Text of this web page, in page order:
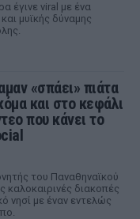
έγινε viral με ένα
μυϊκής δύναμης
«σπάει» πιάτα
και στο κεφάλι
που κάνει το
του Παναθηναϊκού
καλοκαιρινές διακοπές
νησί με έναν εντελώς